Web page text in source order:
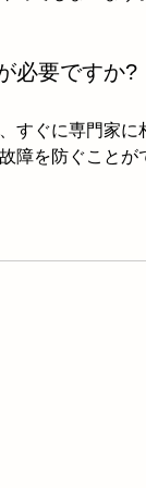
必要ですか?
すぐに専門家に
障を防ぐことが